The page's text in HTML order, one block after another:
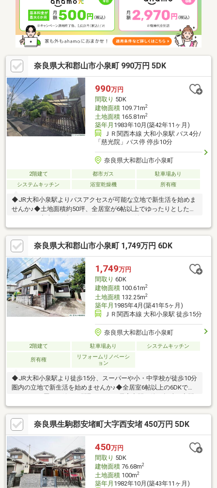
住宅ローン専門のスタッフが、お客様にぴったりの銀行をご提案
させていただきます♪物件が決まっていなくてもローンの仮審査の
みの受付もしております。住宅ローンにお悩みがあればお気軽に
ご相談くださいませ！
奈良県大和郡山市小泉町 990万円 5DK
990万円
間取り 5DK
建物面積109.71m2
土地面積165.81m2
築年月 1983年10月(築42年11ヶ月)
ＪＲ関西本線 大和小泉駅 バス4分/
「慈光院」バス停 停歩10分
奈良県大和郡山市小泉町
2階建て 都市ガス
駐車場あり
システムキッチン
浴室乾燥機 所有権
◆JR大和小泉駅よりバスアクセスが可能な立地で新生活を始めま
せんか♪◆土地面積約50坪、全居室が6帖以上でゆったりとした
♪◆和の趣を感じる、南向き広縁あり。休日はゆったりと過ごす
のも良いですね♪◆駐車スペースは1台可能です。カーポート付き
で愛車が濡れにくいです♪(車種による)◆室内丁寧にご利用・お手
入れされています♪徒歩15分圏内にスーパー等の商業施設や小・
中学校があり、住生活の拠点に便利な立地です♪＝周辺環境＝◎サ
ンディ大和小泉店 約810ｍ◎市立片桐西小学校 約1010ｍ◎市
立片桐中学校 約950ｍ
奈良県大和郡山市小泉町 1,749万円 6DK
1,749万円
間取り 6DK
建物面積100.61m2
土地面積132.25m2
築年月 1985年4月(築41年5ヶ月)
ＪＲ関西本線 大和小泉駅 徒歩15分
奈良県大和郡山市小泉町
2階建て 駐車場あり システムキッチン
所有権
リフォームリノベーシ
ョン
◆JR大和小泉駅より徒歩15分、スーパーや小・中学校が徒歩10分
圏内の立地で新生活を始めませんか♪◆全居室6帖以上の6DKで、
にもご活用いただけます♪◆6部屋のうち5部屋が南向き採光あ
り、晴れた日は陽光が差し込みます♪◆スーパーやコンビニ、
小・中学校が徒歩10分圏内で住生活の拠点にも便利な立地です♪
令和8年8月末リフォーム完成予定♪＝主なリフォーム内容＝◎キ
ッチン・浴室・トイレ・洗面台・給湯器・建具新調◎全室クロス
張替 ◎フローリング上張り◎CF張替 ◎網戸張替 ◎シロアリ
点検 ◎ハウスクリーニング
奈良県生駒郡安堵町大字西安堵 450万円 5DK
450万円
間取り 5DK
建物面積76.68m2
土地面積100m2
築年月 1982年10月(築43年11ヶ月)